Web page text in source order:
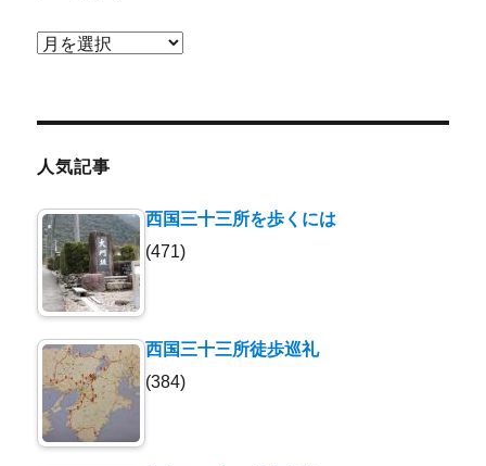
ア
ブ
人気記事
西国三十三所を歩くには
(471)
西国三十三所徒歩巡礼
(384)